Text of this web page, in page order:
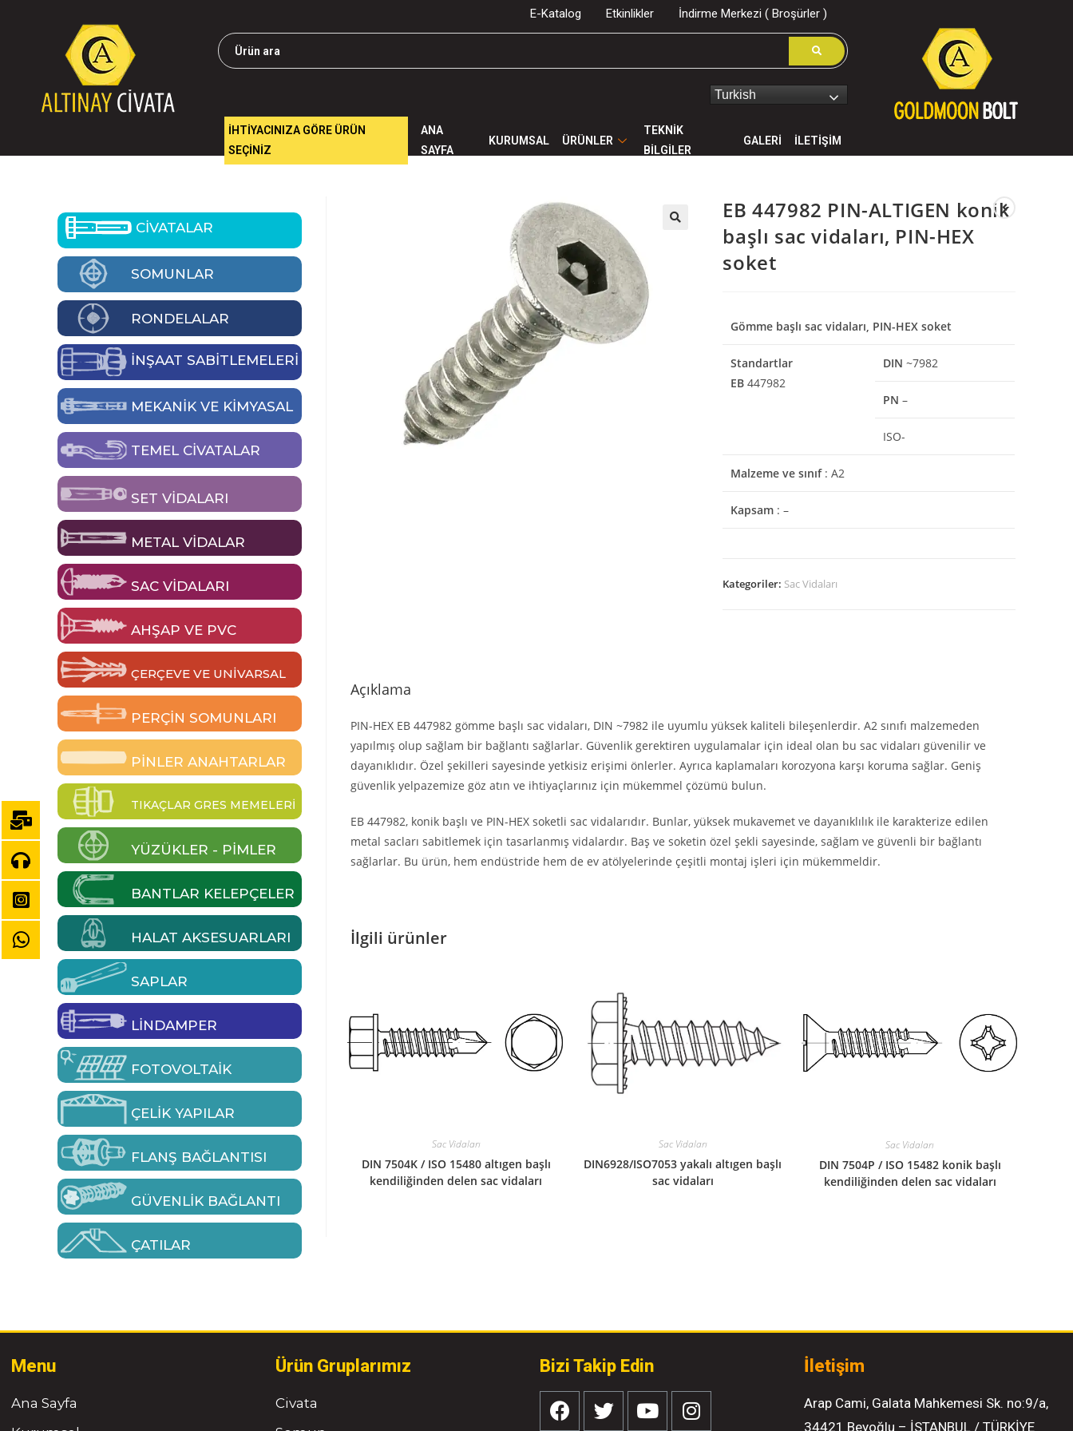
E-Katalog Etkinlikler İndirme Merkezi ( Broşürler )
Turkish
İHTİYACINIZA GÖRE ÜRÜN
SEÇİNİZ
ANA
SAYFA
KURUMSAL ÜRÜNLER
TEKNİK
BİLGİLER
GALERİ İLETİŞİM
EB 447982 PIN-ALTIGEN konik
başlı sac vidaları, PIN-HEX
soket
Gömme başlı sac vidaları, PIN-HEX soket
Standartlar
EB 447982
DIN ~7982
PN –
ISO-
Malzeme ve sınıf: A2
Kapsam : –
Kategoriler: Sac Vidaları
Açıklama
PIN-HEX EB 447982 gömme başlı sac vidaları, DIN ~7982 ile uyumlu yüksek kaliteli bileşenlerdir. A2 sınıfı malzemeden
yapılmış olup sağlam bir bağlantı sağlarlar. Güvenlik gerektiren uygulamalar için ideal olan bu sac vidaları güvenilir ve
dayanıklıdır. Özel şekilleri sayesinde yetkisiz erişimi önlerler. Ayrıca kaplamaları korozyona karşı koruma sağlar. Geniş
güvenlik yelpazemize göz atın ve ihtiyaçlarınız için mükemmel çözümü bulun.
EB 447982, konik başlı ve PIN-HEX soketli sac vidalarıdır. Bunlar, yüksek mukavemet ve dayanıklılık ile karakterize edilen
metal sacları sabitlemek için tasarlanmış vidalardır. Baş ve soketin özel şekli sayesinde, sağlam ve güvenli bir bağlantı
sağlarlar. Bu ürün, hem endüstride hem de ev atölyelerinde çeşitli montaj işleri için mükemmeldir.
İlgili ürünler
Sac Vidaları
DIN 7504K / ISO 15480 altıgen başlı
kendiliğinden delen sac vidaları
Sac Vidaları
DIN6928/ISO7053 yakalı altıgen başlı
sac vidaları
Sac Vidaları
DIN 7504P / ISO 15482 konik başlı
kendiliğinden delen sac vidaları
CİVATALAR
SOMUNLAR
RONDELALAR
İNŞAAT SABİTLEMELERİ
MEKANIK VE KIMYASAL
TEMEL CIVATALAR
SET VIDALARI
METAL VIDALAR
SAC VIDALARI
AHŞAP VE PVC
ÇERÇEVE VE UNIVARSAL
PERÇIN SOMUNLARI
PINLER ANAHTARLAR
TIKAÇLAR GRES MEMELERI
YÜZÜKLER - PIMLER
BANTLAR KELEPÇELER
HALAT AKSESUARLARI
SAPLAR
LINDAMPER
FOTOVOLTAIK
ÇELIK YAPILAR
FLANŞ BAĞLANTISI
GÜVENLIK BAĞLANTI
ÇATILAR
Menu
Ana Sayfa
Ürün Gruplarımız
Civata
Bizi Takip Edin İletişim
Arap Cami, Galata Mahkemesi Sk. no:9/a,
34421 Beyoğlu – İSTANBUL / TÜRKİYE